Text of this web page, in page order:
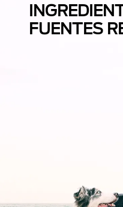
FUENTES